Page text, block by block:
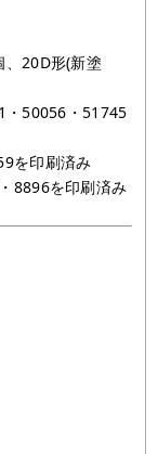
20D形(新塗
・50056・51745
を印刷済み
8896を印刷済み